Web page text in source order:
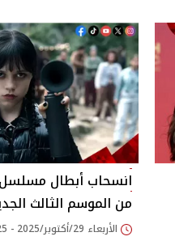
من الموسم الثالث
الأربعاء 29/أكتوبر/2025 - 08:25 م